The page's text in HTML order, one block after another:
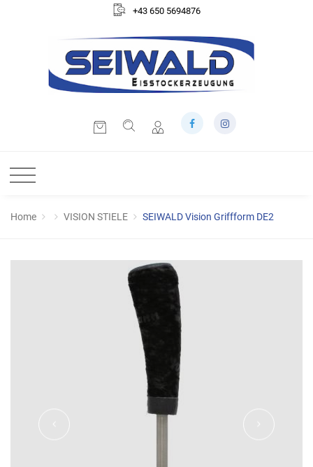
+43 650 5694876
Home VISION STIELE SEIWALD Vision Griffform DE2